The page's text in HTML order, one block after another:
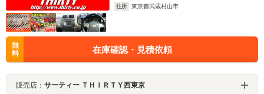
住所
東京都武蔵村山市
無
料
在庫確認・見積依頼
販売店： サーティー ＴＨＩＲＴＹ西東京